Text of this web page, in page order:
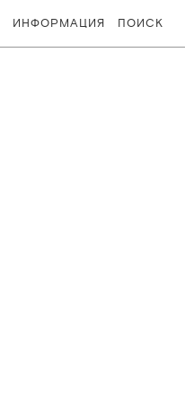
ИНФОРМАЦИЯ ПОИСК